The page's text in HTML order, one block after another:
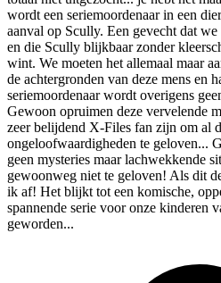
wordt een seriemoordenaar in een
aanval op Scully. Een gevecht dat
en die Scully blijkbaar zonder
wint. We moeten het allemaal maar
de achtergronden van deze mens en
seriemoordenaar wordt overigens
Gewoon opruimen deze vervelende
zeer belijdend X-Files fan zijn om al
ongeloofwaardigheden te geloven...
geen mysteries maar lachwekkende
gewoonweg niet te geloven! Als dit
ik af! Het blijkt tot een komische,
spannende serie voor onze kinderen
geworden...